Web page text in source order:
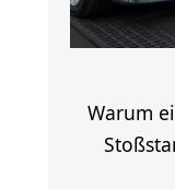
Warum